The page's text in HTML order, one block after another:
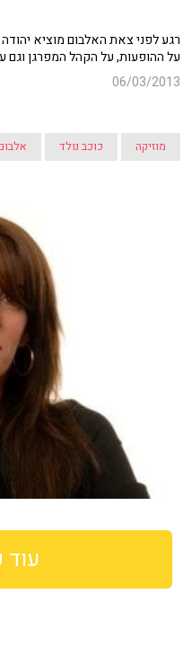
רגע לפני צאת האלבום מוציא
על ההופעות, על הקהל המפרגן וגם
06/03/2013
מוזיקה כוכב נולד